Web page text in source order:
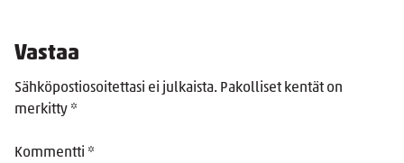
Vastaa
Sähköpostiosoitettasi ei julkaista. Pakolliset kentät on
merkitty *
Kommentti *